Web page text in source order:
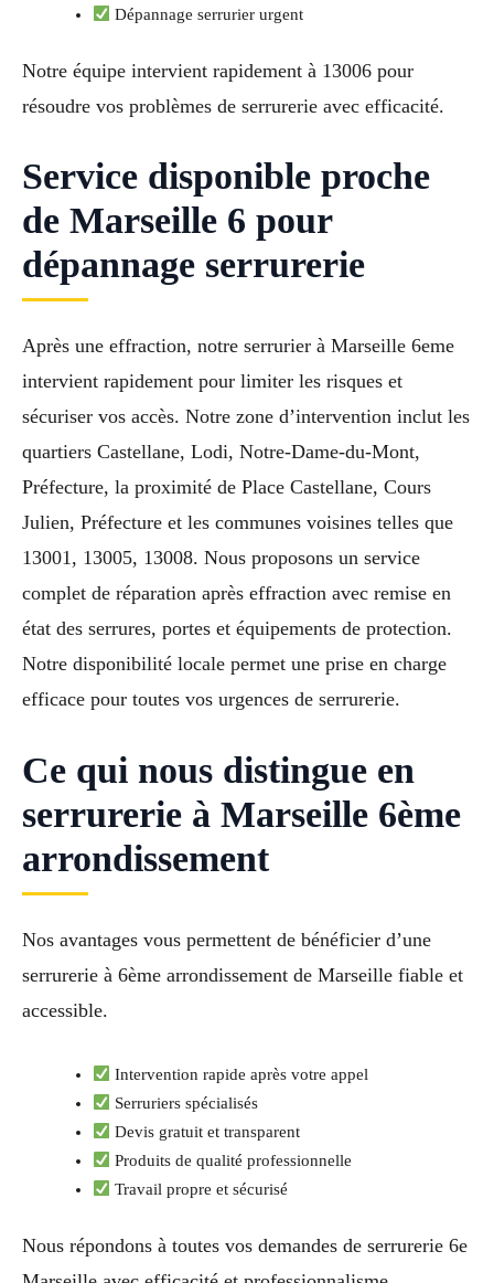
Dépannage serrurier urgent
Notre équipe intervient rapidement à 13006 pour
résoudre vos problèmes de serrurerie avec efficacité.
Service disponible proche
de Marseille 6 pour
dépannage serrurerie
Après une effraction, notre serrurier à Marseille 6eme
intervient rapidement pour limiter les risques et
sécuriser vos accès. Notre zone d’intervention inclut les
quartiers Castellane, Lodi, Notre-Dame-du-Mont,
Préfecture, la proximité de Place Castellane, Cours
Julien, Préfecture et les communes voisines telles que
13001, 13005, 13008. Nous proposons un service
complet de réparation après effraction avec remise en
état des serrures, portes et équipements de protection.
Notre disponibilité locale permet une prise en charge
efficace pour toutes vos urgences de serrurerie.
Ce qui nous distingue en
serrurerie à Marseille 6ème
arrondissement
Nos avantages vous permettent de bénéficier d’une
serrurerie à 6ème arrondissement de Marseille fiable et
accessible.
Intervention rapide après votre appel
Serruriers spécialisés
Devis gratuit et transparent
Produits de qualité professionnelle
Travail propre et sécurisé
Nous répondons à toutes vos demandes de serrurerie 6e